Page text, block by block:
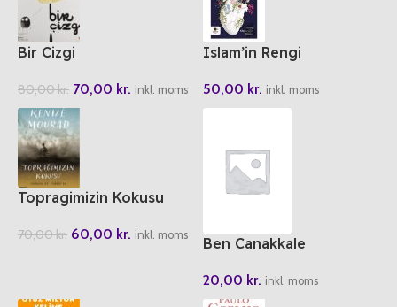
Bir Cizgi
80,00kr. 70,00 kr. inkl. moms
Islam’in Rengi
50,00 kr. inkl. moms
Topragimizin Kokusu
70,00kr. 60,00 kr. inkl. moms Ben Canakkale
20,00 kr. inkl. moms